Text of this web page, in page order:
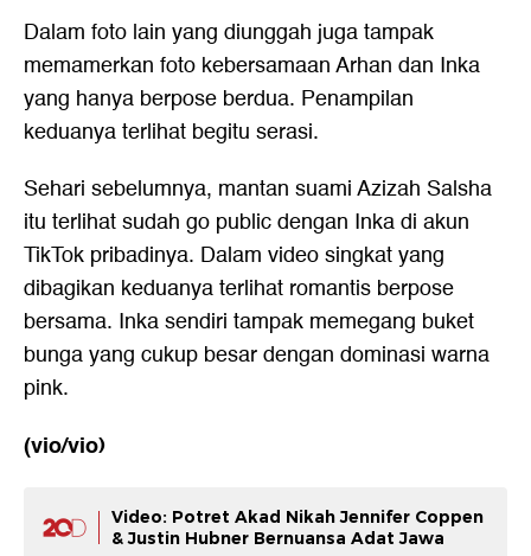
Dalam foto lain yang diunggah juga tampak
memamerkan foto kebersamaan Arhan dan Inka
yang hanya berpose berdua. Penampilan
keduanya terlihat begitu serasi.
Sehari sebelumnya, mantan suami Azizah Salsha
itu terlihat sudah go public dengan Inka di akun
TikTok pribadinya. Dalam video singkat yang
dibagikan keduanya terlihat romantis berpose
bersama. Inka sendiri tampak memegang buket
bunga yang cukup besar dengan dominasi warna
pink.
(vio/vio)
Video: Potret Akad Nikah Jennifer Coppen
& Justin Hubner Bernuansa Adat Jawa